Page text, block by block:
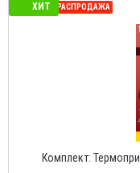
ХИТ
СЕЗОННАЯ